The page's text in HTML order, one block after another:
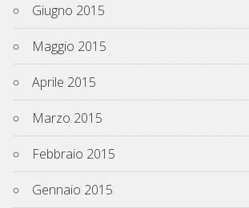
Giugno 2015
Maggio 2015
Aprile 2015
Marzo 2015
Febbraio 2015
Gennaio 2015